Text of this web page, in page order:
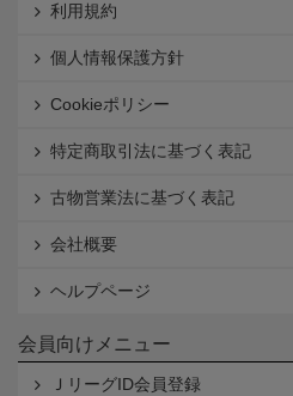
利用規約
個人情報保護方針
Cookieポリシー
特定商取引法に基づく表記
古物営業法に基づく表記
会社概要
ヘルプページ
会員向けメニュー
ＪリーグID会員登録